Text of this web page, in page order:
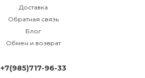
Доставка
Обратная связь
Блог
Обмен и возврат
+7(985)717-96-33